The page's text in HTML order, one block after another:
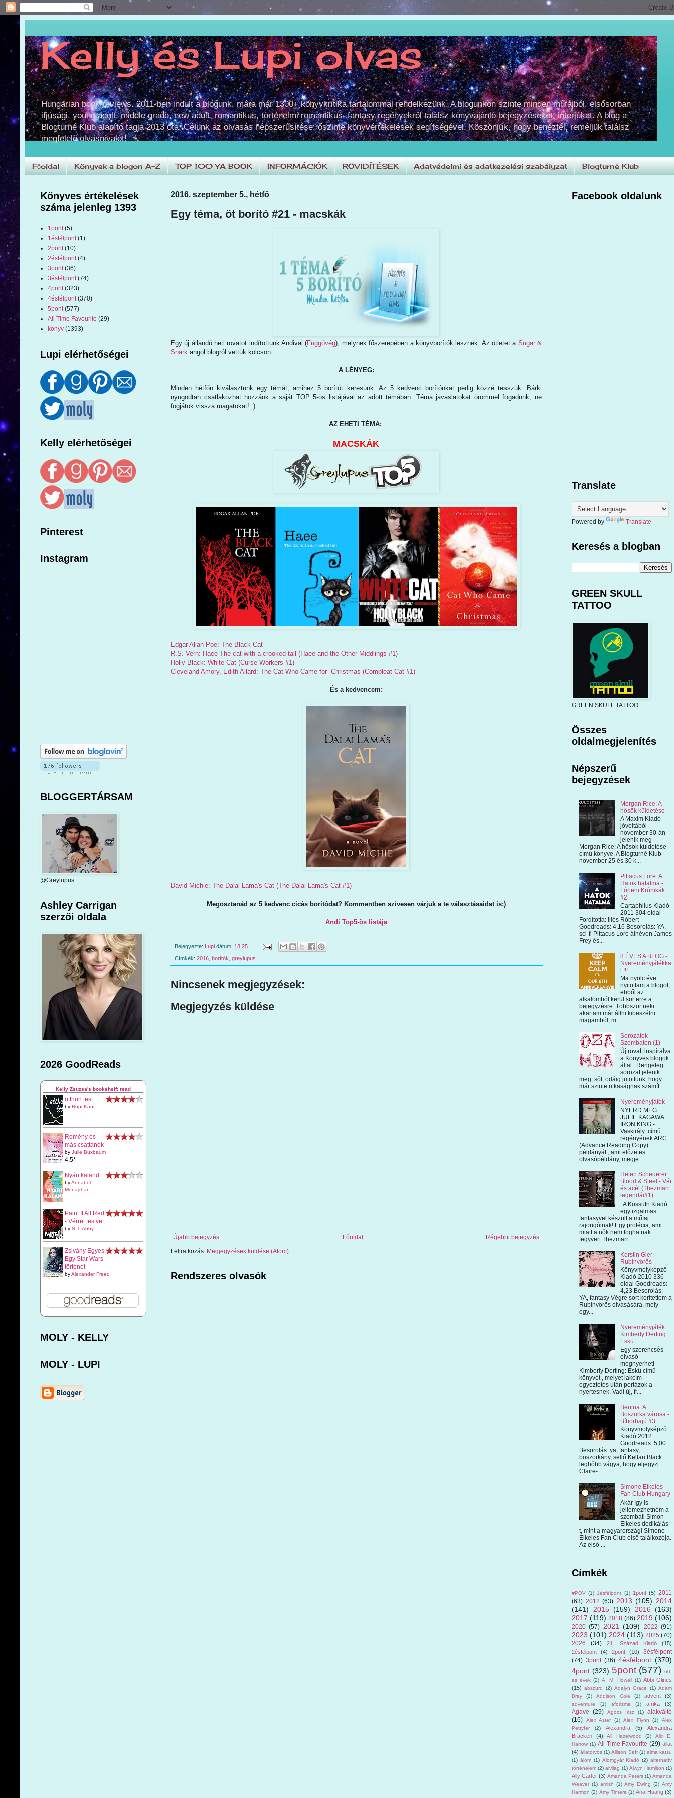
Kelly és Lupi olvas
Hungarian book reviews. 2011-ben indult a blogunk, mára már 1300+ könyvkritika tartalommal rendelkezünk. A blogunkon szinte minden műfajból, elsősorban
ifjúsági, young adult, middle grade, new adult, romantikus, történelmi romantikus, fantasy regényekről találsz könyvajánló bejegyzéseket, interjúkat. A blog a
Blogturné Klub alapító tagja 2013 óta. Célunk az olvasás népszerűsítése, őszinte könyvértékelések segítségével. Köszönjük, hogy benéztél, reméljük találsz
megfelelő olvasnivalót!
Főoldal Könyvek a blogon A-Z TOP 100 YA BOOK INFORMÁCIÓK RÖVIDÍTÉSEK Adatvédelmi és adatkezelési szabályzat Blogturné Klub
2016. szeptember 5., hétfő
Egy téma, öt borító #21 - macskák
Egy új állandó heti rovatot indítottunk Andival (Függővég), melynek főszerepében a könyvborítók lesznek. Az ötletet a Sugar &
Snark angol blogról vettük kölcsön.
A LÉNYEG:
Minden hétfőn kiválasztunk egy témát, amihez 5 borítót keresünk. Az 5 kedvenc borítónkat pedig közzé tesszük. Bárki
nyugodtan csatlakozhat hozzánk a saját TOP 5-ös listájával az adott témában. Téma javaslatokat örömmel fogadunk, ne
fogjátok vissza magatokat! :)
AZ EHETI TÉMA:
MACSKÁK
Edgar Allan Poe: The Black Cat
R.S. Vern: Haee The cat with a crooked tail (Haee and the Other Middlings #1)
Holly Black: White Cat (Curse Workers #1)
Cleveland Amory, Edith Allard: The Cat Who Came for Christmas (Compleat Cat #1)
És a kedvencem:
David Michie: The Dalai Lama's Cat (The Dalai Lama's Cat #1)
Megosztanád az 5 kedvenc cicás borítódat? Kommentben szívesen várjuk a te választásaidat is:)
Andi Top5-ös listája
Bejegyezte: Lupi dátum: 18:25
Címkék: 2016 borítók greylupus
Nincsenek megjegyzések:
Megjegyzés küldése
Újabb bejegyzés Régebbi bejegyzés
Főoldal
Feliratkozás: Megjegyzések küldése (Atom)
Rendszeres olvasók
Könyves értékelések
száma jelenleg 1393
1pont (5)
1ésfélpont (1)
2pont (10)
2ésfélpont (4)
3pont (36)
3ésfélpont (74)
4pont (323)
4ésfélpont (370)
5pont (577)
All Time Favourite (29)
könyv (1393)
Lupi elérhetőségei
Kelly elérhetőségei
Pinterest
Instagram
BLOGGERTÁRSAM
@Greylupus
Ashley Carrigan
szerzői oldala
2026 GoodReads
Kelly Zsuzsa's bookshelf: read
otthon test
by Rupi Kaur
Remény és
más csattanók
by Julie Buxbaum
4,5*
Nyári kaland
byAnnabel
Monaghan
Paint It All Red
- Vérrel festve
by S.T. Abby
Zsivány Egyes:
Egy Star Wars
történet
byAlexander Freed
MOLY - KELLY
MOLY - LUPI
Facebook oldalunk
Translate
Powered by Translate
Keresés a blogban
GREEN SKULL
TATTOO
GREEN SKULL TATTOO
Összes
oldalmegjelenítés
Népszerű
bejegyzések
Morgan Rice: A
hősök küldetése
A Maxim Kiadó
jóvoltából
november 30-án
jelenik meg
Morgan Rice: A hősök küldetése
című könyve. A Blogturné Klub
november 25 és 30 k...
Pittacus Lore: A
Hatok hatalma -
Lórieni Krónikák
#2
Cartaphilus Kiadó
2011 304 oldal
Fordította: Illés Róbert
Goodreads: 4,16 Besorolás: YA,
sci-fi Pittacus Lore álnéven James
Frey és...
8 ÉVES A BLOG -
Nyereményjátékka
l !!!
Ma nyolc éve
nyitottam a blogot,
ebből az
alkalomból kerül sor erre a
bejegyzésre. Többször neki
akartam már állni kibeszélni
magamból, m...
Sorozatok
Szombaton (1)
Új rovat, inspirálva
a Könyves blogok
által. Rengeteg
sorozat jelenik
meg, sőt, odáig jutottunk, hogy
már szinte ritkaságnak számít ...
Nyereményjáték
NYERD MEG
JULIE KAGAWA:
IRON KING -
Vaskirály című
regényének ARC
(Advance Reading Copy)
példányát , ami előzetes
olvasópéldány, megje...
Helen Scheuerer:
Blood & Steel - Vér
és acél (Thezmarr
legendái#1)
A Kossuth Kiadó
egy izgalmas
fantasyvel készült a műfaj
rajongóinak! Egy profécia, ami
miatt a nők nem foghatnak
fegyvert Thezmarr...
Kerstin Gier:
Rubinvörös
Könyvmolyképző
Kiadó 2010 336
oldal Goodreads:
4,23 Besorolás:
YA, fantasy Végre sort kerítettem a
Rubinvörös olvasására, mely
egy...
Nyereményjáték:
Kimberly Derting:
Eskü
Egy szerencsés
olvasó
megnyerheti
Kimberly Derting: Eskü című
könyvét , melyet lakcím
egyeztetés után portázok a
nyertesnek. Vadi új, fr...
Benina: A
Boszorka városa -
Bíborhajú #3
Könyvmolyképző
Kiadó 2012
Goodreads: 5,00
Besorolás: ya, fantasy,
boszorkány, sellő Kellan Black
leghőbb vágya, hogy eljegyzi
Claire-...
Simone Elkeles
Fan Club Hungary
Akár így is
jellemezhetném a
szombati Simon
Elkeles dedikálás
t, mint a magyarországi Simone
Elkeles Fan Club első találkozója.
Az első ...
Címkék
#POV (1) 1ésfélpont (1) 1pont (5) 2011
(63) 2012 (63) 2013 (105) 2014
(141)
2015 (159) 2016
(163)
2017 (119) 2018 (86) 2019 (106)
2020 (57) 2021 (109) 2022 (91)
2023 (101) 2024 (113) 2025 (70)
2026
(34) 21. Század Kiadó
(15)
2ésfélpont
(4) 2pont (10)
3ésfélpont
(74) 3pont (36) 4ésfélpont (370)
4pont (323) 5pont (577) 60-
as évek (2) A. M. Howell (1) Abbi Glines
(15) abszurd (2) Adalyn Grace (1) Adam
Bray
(2) Addison Cole (1) advent (3)
adventure (1) aforizma (1) afrika (3)
Agave (29) Agócs Írisz (1)
alakváltó
(16)
Alex Aster (1) Alex Flynn (1)
Alex
Pettyfer
(2) Alexandra (5)
Alexandra
Bracken
(4) Ali Hazelwood (2)
Alix E.
Harrow (1) All Time Favourite (29) állat
(4) állatorvos (1) Allison Saft (1) alma katsu
(1) álom (1) Álomgyár Kiadó (2) alternatív
történelem (2) alvilág (1) Alwyn Hamilton (1)
Ally Carter (3) Amanda Peters (1) Amanda
Weaver (1) amish (1) Amy Ewing (2) Amy
Harmon (2) Amy Tintera (1) Ana Huang (3)